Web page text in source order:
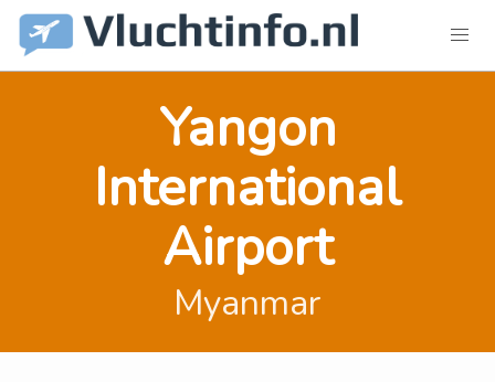
Yangon
International
Airport
Myanmar